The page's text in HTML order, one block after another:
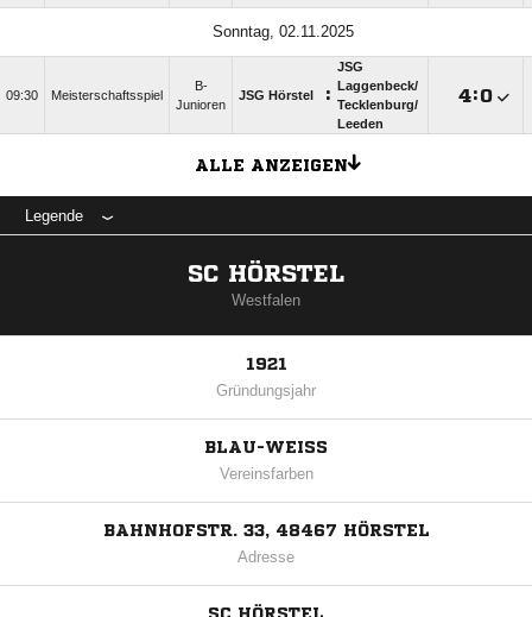
Sonntag, 02.11.2025
09:30 Meisterschaftsspiel
B-
Junioren
JSG Hörstel :
JSG
Laggenbeck/​
Tecklenburg/​
Leeden
:
ALLE ANZEIGEN
Legende
SC HÖRSTEL
Westfalen
1921
Gründungsjahr
BLAU-WEISS
Vereinsfarben
BAHNHOFSTR. 33, 48467 HÖRSTEL
Adresse